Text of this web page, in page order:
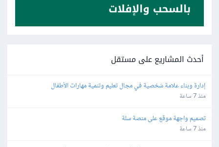
أحدث المشاريع على مستقل
إدارة وبناء علامة شخصية في مجال تعليم وتنمية مهارات الأطفال
منذ 7 ساعة
تصميم واجهة موقع على منصة سلة
منذ 7 ساعة